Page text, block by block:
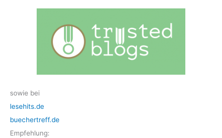
sowie bei
lesehits.de
buechertreff.de
Empfehlung: